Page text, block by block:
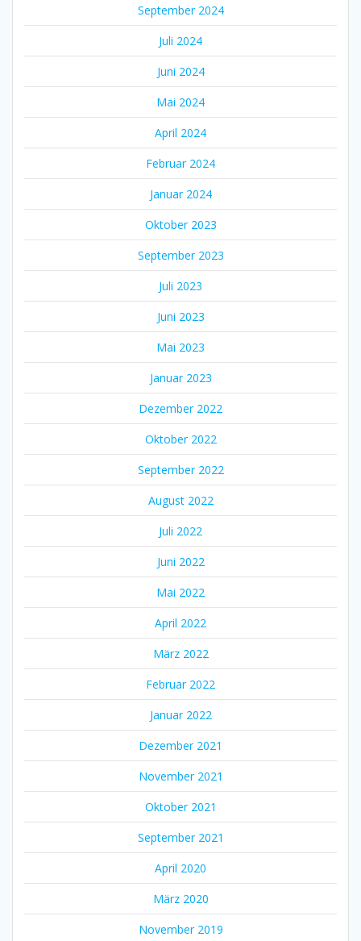
September 2024
Juli 2024
Juni 2024
Mai 2024
April 2024
Februar 2024
Januar 2024
Oktober 2023
September 2023
Juli 2023
Juni 2023
Mai 2023
Januar 2023
Dezember 2022
Oktober 2022
September 2022
August 2022
Juli 2022
Juni 2022
Mai 2022
April 2022
März 2022
Februar 2022
Januar 2022
Dezember 2021
November 2021
Oktober 2021
September 2021
April 2020
März 2020
November 2019